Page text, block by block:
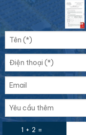
1 + 2 =